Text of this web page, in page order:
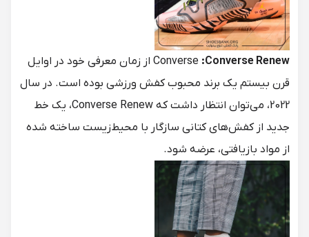
Converse :Converse Renew
از زمان معرفی خود در اوایل
قرن بیستم یک برند محبوب کفش ورزشی بوده است. در سال
2022، می‌توان انتظار داشت که Converse Renew، یک خط
جدید از کفش‌های کتانی سازگار با محیط‌زیست ساخته شده
از مواد بازیافتی، عرضه شود.